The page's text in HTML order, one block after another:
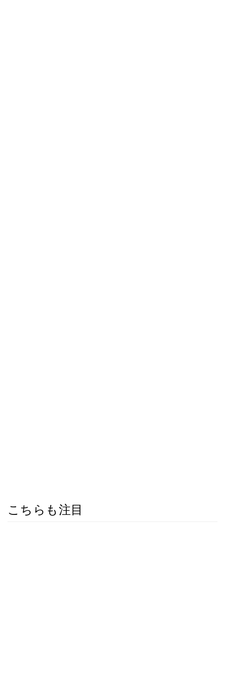
こちらも注目